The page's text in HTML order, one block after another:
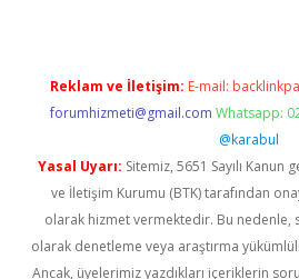
Reklam ve İletişim: E-mail:
forumhizmeti@gmail.com Whatsapp:
@karabul
Yasal Uyarı: Sitemiz, 5651 Sayılı
ve İletişim Kurumu (BTK) tarafından
olarak hizmet vermektedir. Bu
olarak denetleme veya araştırma
Ancak, üyelerimiz yazdıkları içeriklerin